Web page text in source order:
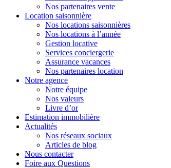
Nos partenaires vente
Location saisonnière
Nos locations saisonnières
Nos locations à l’année
Gestion locative
Services conciergerie
Assurance vacances
Nos partenaires location
Notre agence
Notre équipe
Nos valeurs
Livre d’or
Estimation immobilière
Actualités
Nos réseaux sociaux
Articles de blog
Nous contacter
Foire aux Questions